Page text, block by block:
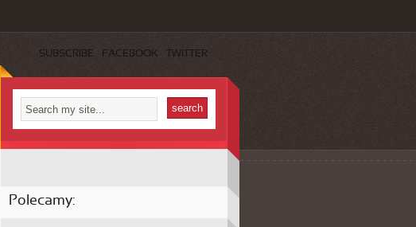
SUBSCRIBE FACEBOOK TWITTER
Polecamy: